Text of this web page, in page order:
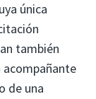
única
también
acompañante
de una